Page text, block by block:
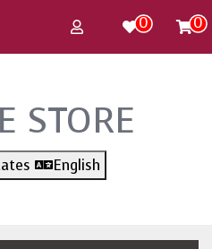
0 0
STORE
English